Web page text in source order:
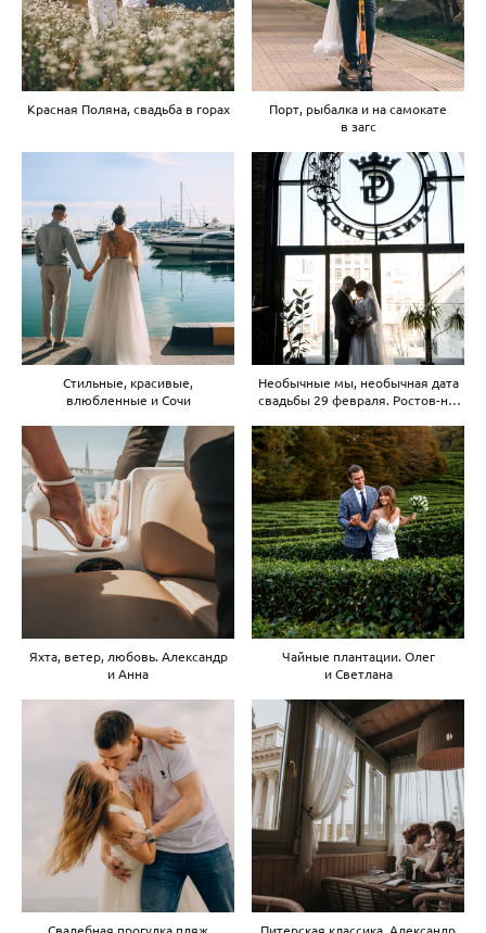
Красная Поляна, свадьба в горах
Порт, рыбалка и на самокате
в загс
Стильные, красивые,
влюбленные и Сочи
Необычные мы, необычная дата
свадьбы 29 февраля. Ростов-на-
Яхта, ветер, любовь. Александр
и Анна
Чайные плантации. Олег
и Светлана
Свадебная прогулка пляж Питерская классика. Александр